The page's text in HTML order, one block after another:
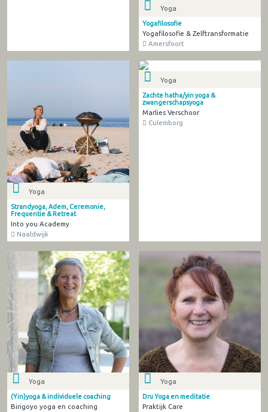
Yoga
Yogafilosofie
Yogafilosofie & Zelftransformatie
Amersfoort
Yoga
Strandyoga, Adem, Ceremonie,
Frequentie & Retreat
Into you Academy
Naaldwijk
Yoga
Zachte hatha/yin yoga &
zwangerschapsyoga
Marlies Verschoor
Culemborg
Yoga
(Yin)yoga & individuele coaching
Birigoyo yoga en coaching
Yoga
Dru Yoga en meditatie
Praktijk Care